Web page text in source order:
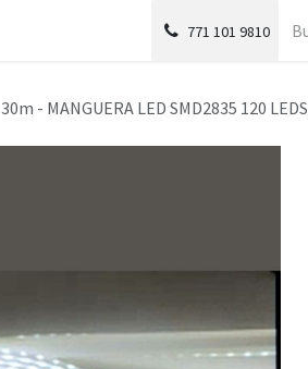
771 101 9810
30m - MANGUERA LED SMD2835 120